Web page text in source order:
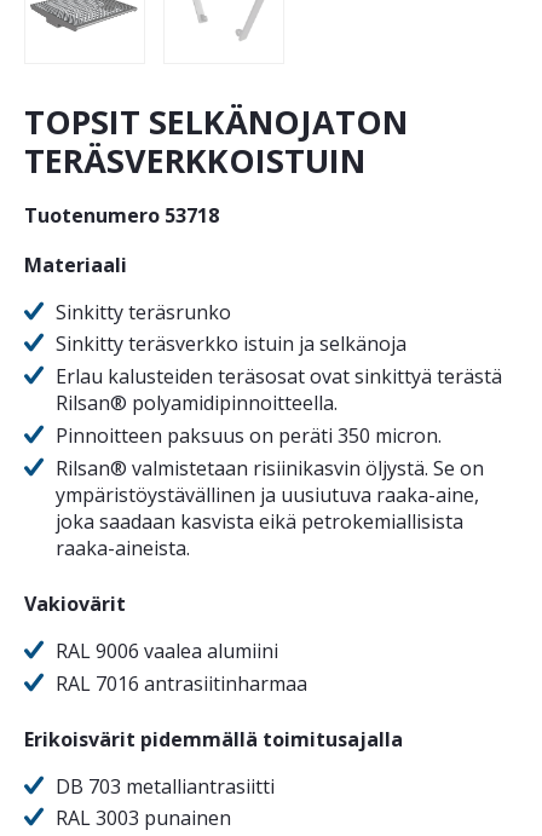
TOPSIT SELKÄNOJATON
TERÄSVERKKOISTUIN
Tuotenumero 53718
Materiaali
Sinkitty teräsrunko
Sinkitty teräsverkko istuin ja selkänoja
Erlau kalusteiden teräsosat ovat sinkittyä terästä
Rilsan® polyamidipinnoitteella.
Pinnoitteen paksuus on peräti 350 micron.
Rilsan® valmistetaan risiinikasvin öljystä. Se on
ympäristöystävällinen ja uusiutuva raaka-aine,
joka saadaan kasvista eikä petrokemiallisista
raaka-aineista.
Vakiovärit
RAL 9006 vaalea alumiini
RAL 7016 antrasiitinharmaa
Erikoisvärit pidemmällä toimitusajalla
DB 703 metalliantrasiitti
RAL 3003 punainen